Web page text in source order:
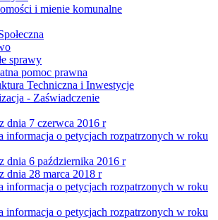
i mienie komunalne
sprawy
pomoc prawna
Techniczna i Inwestycje
- Zaświadczenie
dnia 7 czerwca 2016 r
informacja o petycjach rozpatrzonych w roku
dnia 6 października 2016 r
dnia 28 marca 2018 r
informacja o petycjach rozpatrzonych w roku
informacja o petycjach rozpatrzonych w roku